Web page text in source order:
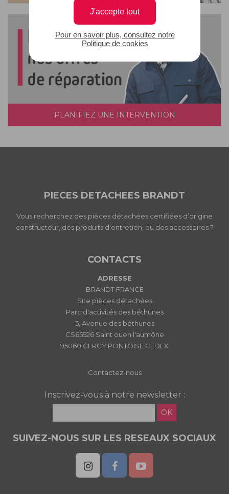
J'accepte tout
Pour en savoir plus, consultez notre
Politique de cookies
PLANIFIEZ UNE INTERVENTION
PIECES DETACHEES BRANDT
Vous recherchez des pièces détachées certifiées d’origine
constructeur, des produits d'entretien, ou des accessoires ?
CONTACTS
ADRESSE
BRANDT FRANCE
Site pièces détachées
Parc d'activités des béthunes
5, Avenue des béthunes
CS65526 Saint ouen l'aumône
95060 CERGY PONTOISE CEDEX
Contactez-nous
Inscrivez-vous à notre newsletter :
OK
SUIVEZ-NOUS SUR LES RESEAUX SOCIAUX